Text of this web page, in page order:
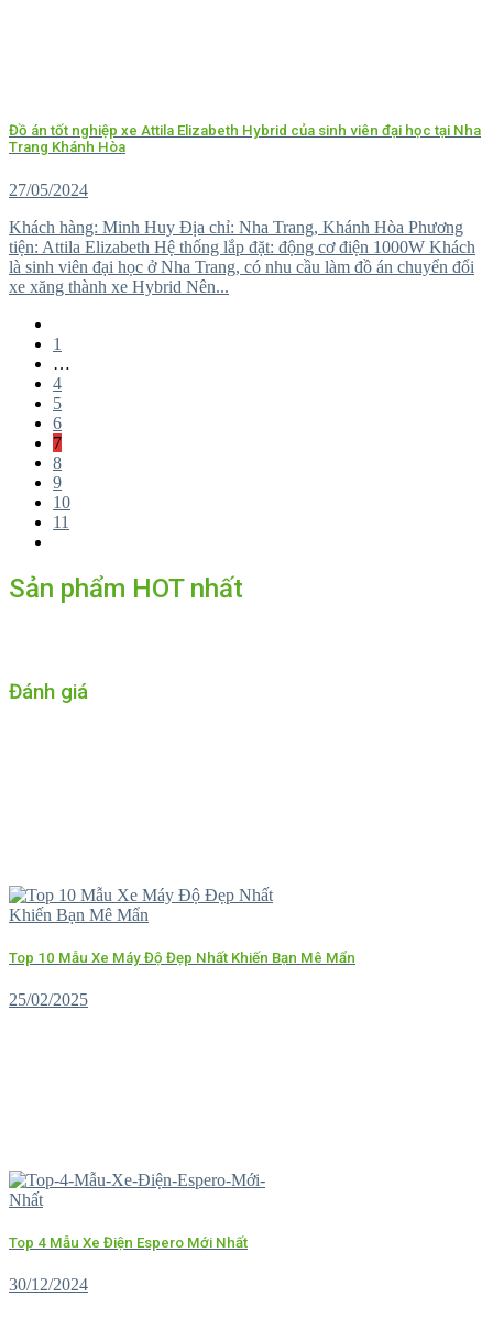
Đồ án tốt nghiệp xe Attila Elizabeth Hybrid của sinh viên đại học tại Nha
Trang Khánh Hòa
27/05/2024
Khách hàng: Minh Huy Địa chỉ: Nha Trang, Khánh Hòa Phương
tiện: Attila Elizabeth Hệ thống lắp đặt: động cơ điện 1000W Khách
là sinh viên đại học ở Nha Trang, có nhu cầu làm đồ án chuyển đổi
xe xăng thành xe Hybrid Nên...
1
…
4
5
6
7
8
9
10
11
Sản phẩm HOT nhất
Đánh giá
Top 10 Mẫu Xe Máy Độ Đẹp Nhất Khiến Bạn Mê Mẩn
25/02/2025
Top 4 Mẫu Xe Điện Espero Mới Nhất
30/12/2024